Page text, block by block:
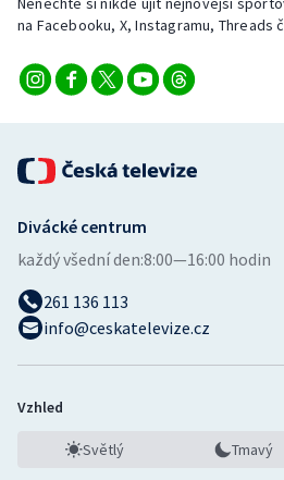
Stolní tenis
Triatlon
Vodní slalom
Volejbal
Ostatní
na Facebooku, X, Instagramu, Threads
Divácké centrum
každý všední den:8:00—16:00 hodin
261 136 113
info@ceskatelevize.cz
Vzhled
Světlý Tmavý